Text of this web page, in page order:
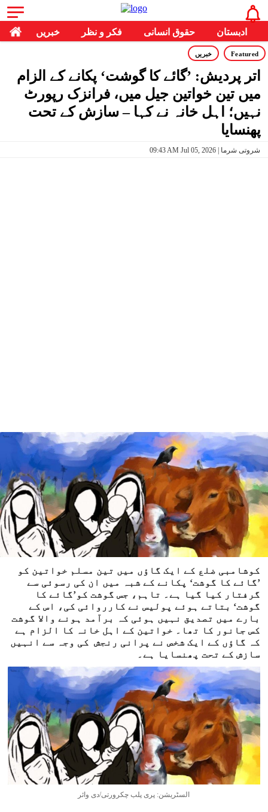
خبریں فکر و نظر حقوق انسانی ادبستان
Featured خبریں
اتر پردیش: ’گائے کا گوشت‘ پکانے کے الزام
میں تین خواتین جیل میں، فرانزک رپورٹ
نہیں؛ اہل خانہ نے کہا – سازش کے تحت
پھنسایا
09:43 AM Jul 05, 2026 | شروتی شرما
کوشامبی ضلع کے ایک گاؤں میں تین مسلم خواتین کو
’گائے کا گوشت‘ پکانے کے شبہ میں ان کی رسوئی سے
گرفتار کیا گیا ہے۔ تاہم، جس گوشت کو’گائے کا
گوشت‘ بتاتے ہوئے پولیس نے کارروائی کی، اس کے
بارے میں تصدیق نہیں ہوئی کہ برآمد ہونے والا گوشت
کس جانور کا تھا۔ خواتین کے اہل خانہ کا الزام ہے
کہ گاؤں کے ایک شخص نے پرانی رنجش کی وجہ سے انہیں
سازش کے تحت پھنسایا ہے۔
السٹریشن: پری پلب چکرورتی/دی وائر